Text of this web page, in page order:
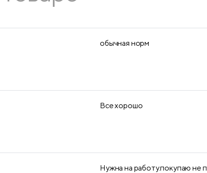
обычная норм
Все хорошо
Нужна на работу.покупаю не